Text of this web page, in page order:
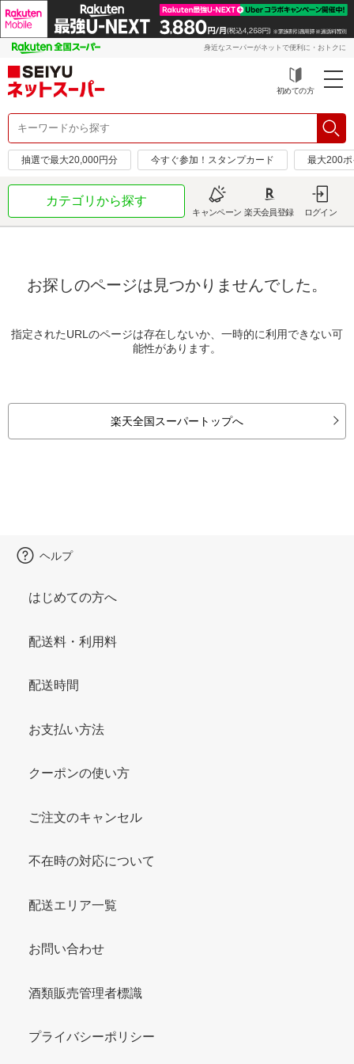
身近なスーパーがネットで便利に・おトクに
初めての方
抽選で最大20,000円分 今すぐ参加！スタンプカード 最大200
カテゴリから探す
キャンペーン 楽天会員登録 ログイン
お探しのページは見つかりませんでした。
指定されたURLのページは存在しないか、一時的に利用できない可
能性があります。
楽天全国スーパートップへ
ヘルプ
はじめての方へ
配送料・利用料
配送時間
お支払い方法
クーポンの使い方
ご注文のキャンセル
不在時の対応について
配送エリア一覧
お問い合わせ
酒類販売管理者標識
プライバシーポリシー